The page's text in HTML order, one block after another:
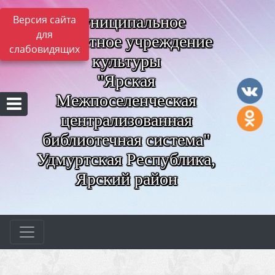
Версия сайта
для
слабовидящих
Муниципальное
бюджетное учреждение
культуры
"Ярская
Межпоселенческая
централизованная
библиотечная система"
Удмуртская Республика,
Ярский район